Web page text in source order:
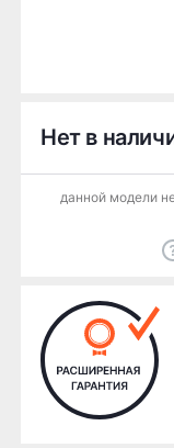
Нет в
данной модели